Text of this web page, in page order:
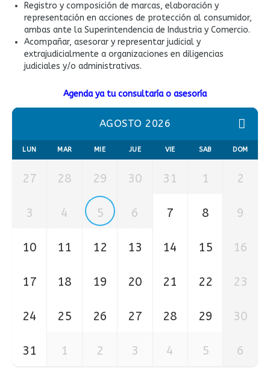
Registro y composición de marcas, elaboración y
representación en acciones de protección al consumidor,
ambas ante la Superintendencia de Industria y Comercio.
Acompañar, asesorar y representar judicial y
extrajudicialmente a organizaciones en diligencias
judiciales y/o administrativas.
Agenda ya tu consultaría o asesoría
AGOSTO 2026
LUN MAR MIE JUE VIE SAB DOM
27 28 29 30 31 1 2
3 4 5 6 7 8 9
10 11 12 13 14 15 16
17 18 19 20 21 22 23
24 25 26 27 28 29 30
31 1 2 3 4 5 6